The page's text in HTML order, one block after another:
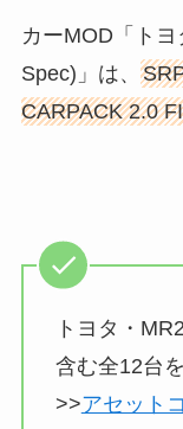
カーMOD「ト
Spec)」は、
CARPACK 2.0
トヨタ・
含む全12台
>>アセット